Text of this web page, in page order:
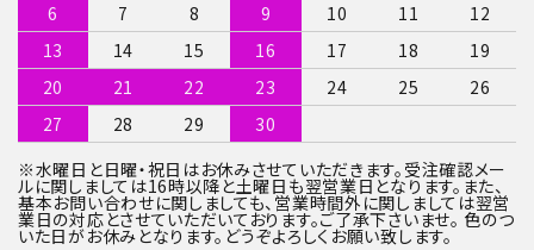
6
7 8 9 10 11
12
13
14 15 16 17 18
19
20
21 22 23 24 25
26
27
28 29
30
※水曜日と日曜・祝日はお休みさせていただきます。受注確認メー
ルに関しましては16時以降と土曜日も翌営業日となります。また、
基本お問い合わせに関しましても、営業時間外に関しましては翌営
業日の対応とさせていただいております。ご了承下さいませ。 色のつ
いた日がお休みとなります。どうぞよろしくお願い致します。